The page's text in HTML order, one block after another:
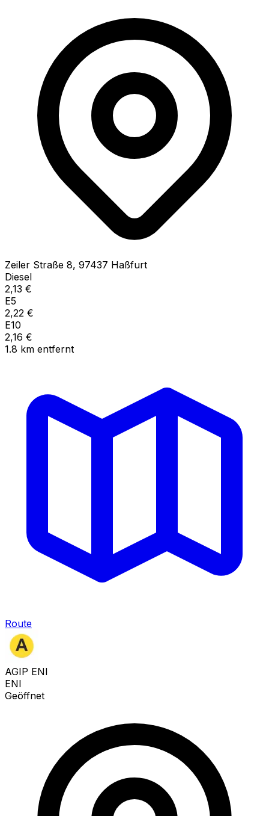
Zeiler Straße 8, 97437 Haßfurt
Diesel
2,13 €
E5
2,22 €
E10
2,16 €
1.8 km entfernt
Route
AGIP ENI
ENI
Geöffnet